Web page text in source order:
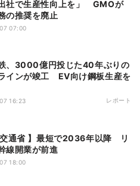
出社で生産性向上を」 GMOが
の推奨を廃止
07:00
、3000億円投じた40年ぶりの
インが竣工 EV向け鋼板生産を
16:23 レポート
交通省 】最短で2036年以降 リ
線開業が前進
18:00